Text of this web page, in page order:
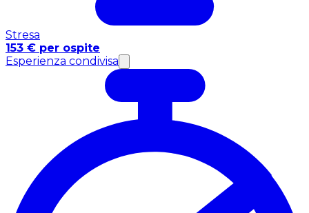
Stresa
153 € per ospite
Esperienza condivisa